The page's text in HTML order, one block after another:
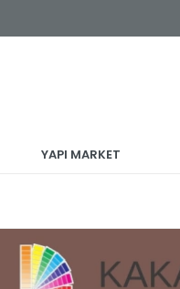
YAPI MARKET